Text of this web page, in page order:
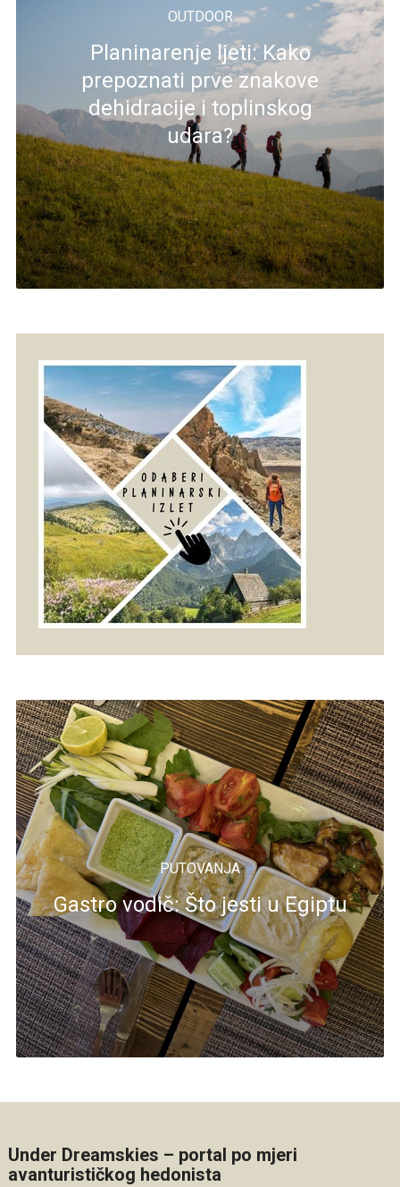
OUTDOOR
Planinarenje ljeti: Kako
prepoznati prve znakove
dehidracije i toplinskog
udara?
PUTOVANJA
Gastro vodič: Što jesti u Egiptu
Under Dreamskies – portal po mjeri
avanturističkog hedonista